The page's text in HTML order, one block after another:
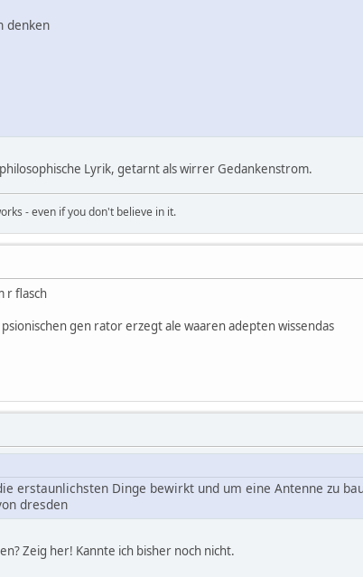
denken
Lyrik, getarnt als wirrer Gedankenstrom.
- even if you don't believe in it.
r flasch
gen rator erzegt ale waaren adepten wissendas
erstaunlichsten Dinge bewirkt und um eine Antenne zu
dresden
Zeig her! Kannte ich bisher noch nicht.